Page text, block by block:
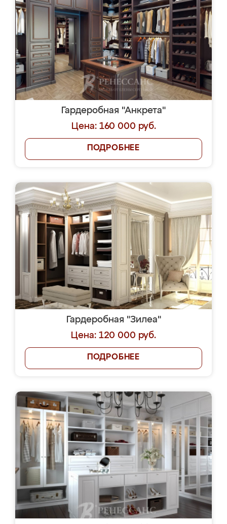
Гардеробная "Анкрета"
Цена: 160 000 руб.
ПОДРОБНЕЕ
Гардеробная "Зилеа"
Цена: 120 000 руб.
ПОДРОБНЕЕ